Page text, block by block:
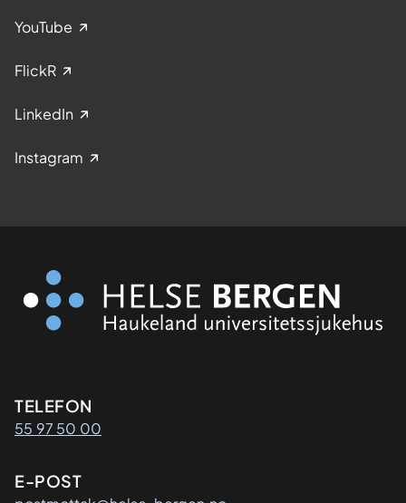
YouTube
FlickR
LinkedIn
Instagram
Kontaktinformasjon
TELEFON
55 97 50 00
E-POST